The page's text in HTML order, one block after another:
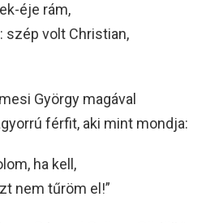
éje rám,
szép volt Christian,
György magával
férfit, aki mint mondja:
ha kell,
nem tűröm el!”